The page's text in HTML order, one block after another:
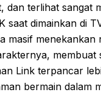
dan terlihat sangat
saat dimainkan di
masif menekankan
membuat
Link terpancar
bermain dalam